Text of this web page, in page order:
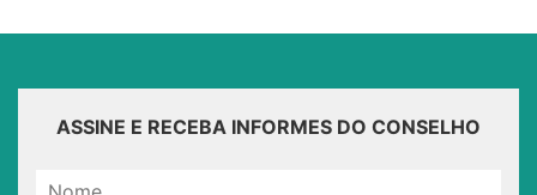
ASSINE E RECEBA INFORMES DO CONSELHO